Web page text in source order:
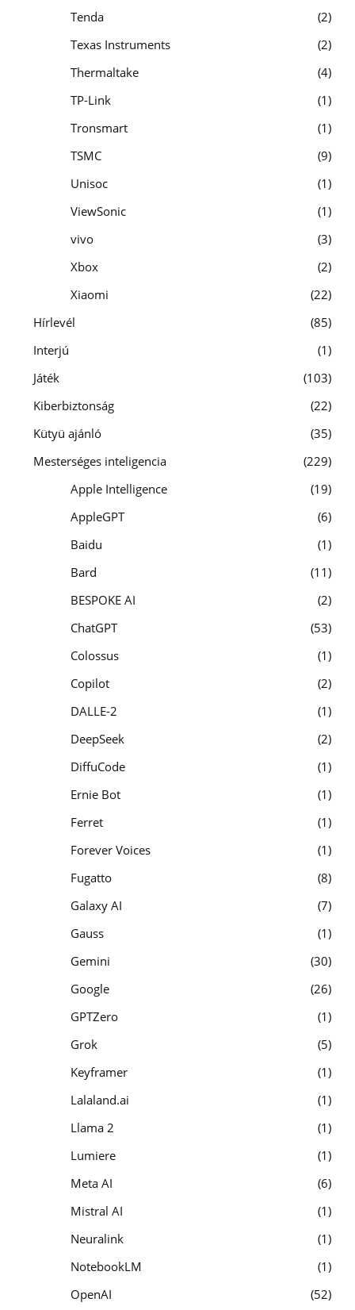
Tenda
2
Texas Instruments
2
Thermaltake
4
TP-Link
1
Tronsmart
1
TSMC
9
Unisoc
1
ViewSonic
1
vivo
3
Xbox
2
Xiaomi
22
Hírlevél
85
Interjú
1
Játék
103
Kiberbiztonság
22
Kütyü ajánló
35
Mesterséges inteligencia
229
Apple Intelligence
19
AppleGPT
6
Baidu
1
Bard
11
BESPOKE AI
2
ChatGPT
53
Colossus
1
Copilot
2
DALLE-2
1
DeepSeek
2
DiffuCode
1
Ernie Bot
1
Ferret
1
Forever Voices
1
Fugatto
8
Galaxy AI
7
Gauss
1
Gemini
30
Google
26
GPTZero
1
Grok
5
Keyframer
1
Lalaland.ai
1
Llama 2
1
Lumiere
1
Meta AI
6
Mistral AI
1
Neuralink
1
NotebookLM
1
OpenAI
52